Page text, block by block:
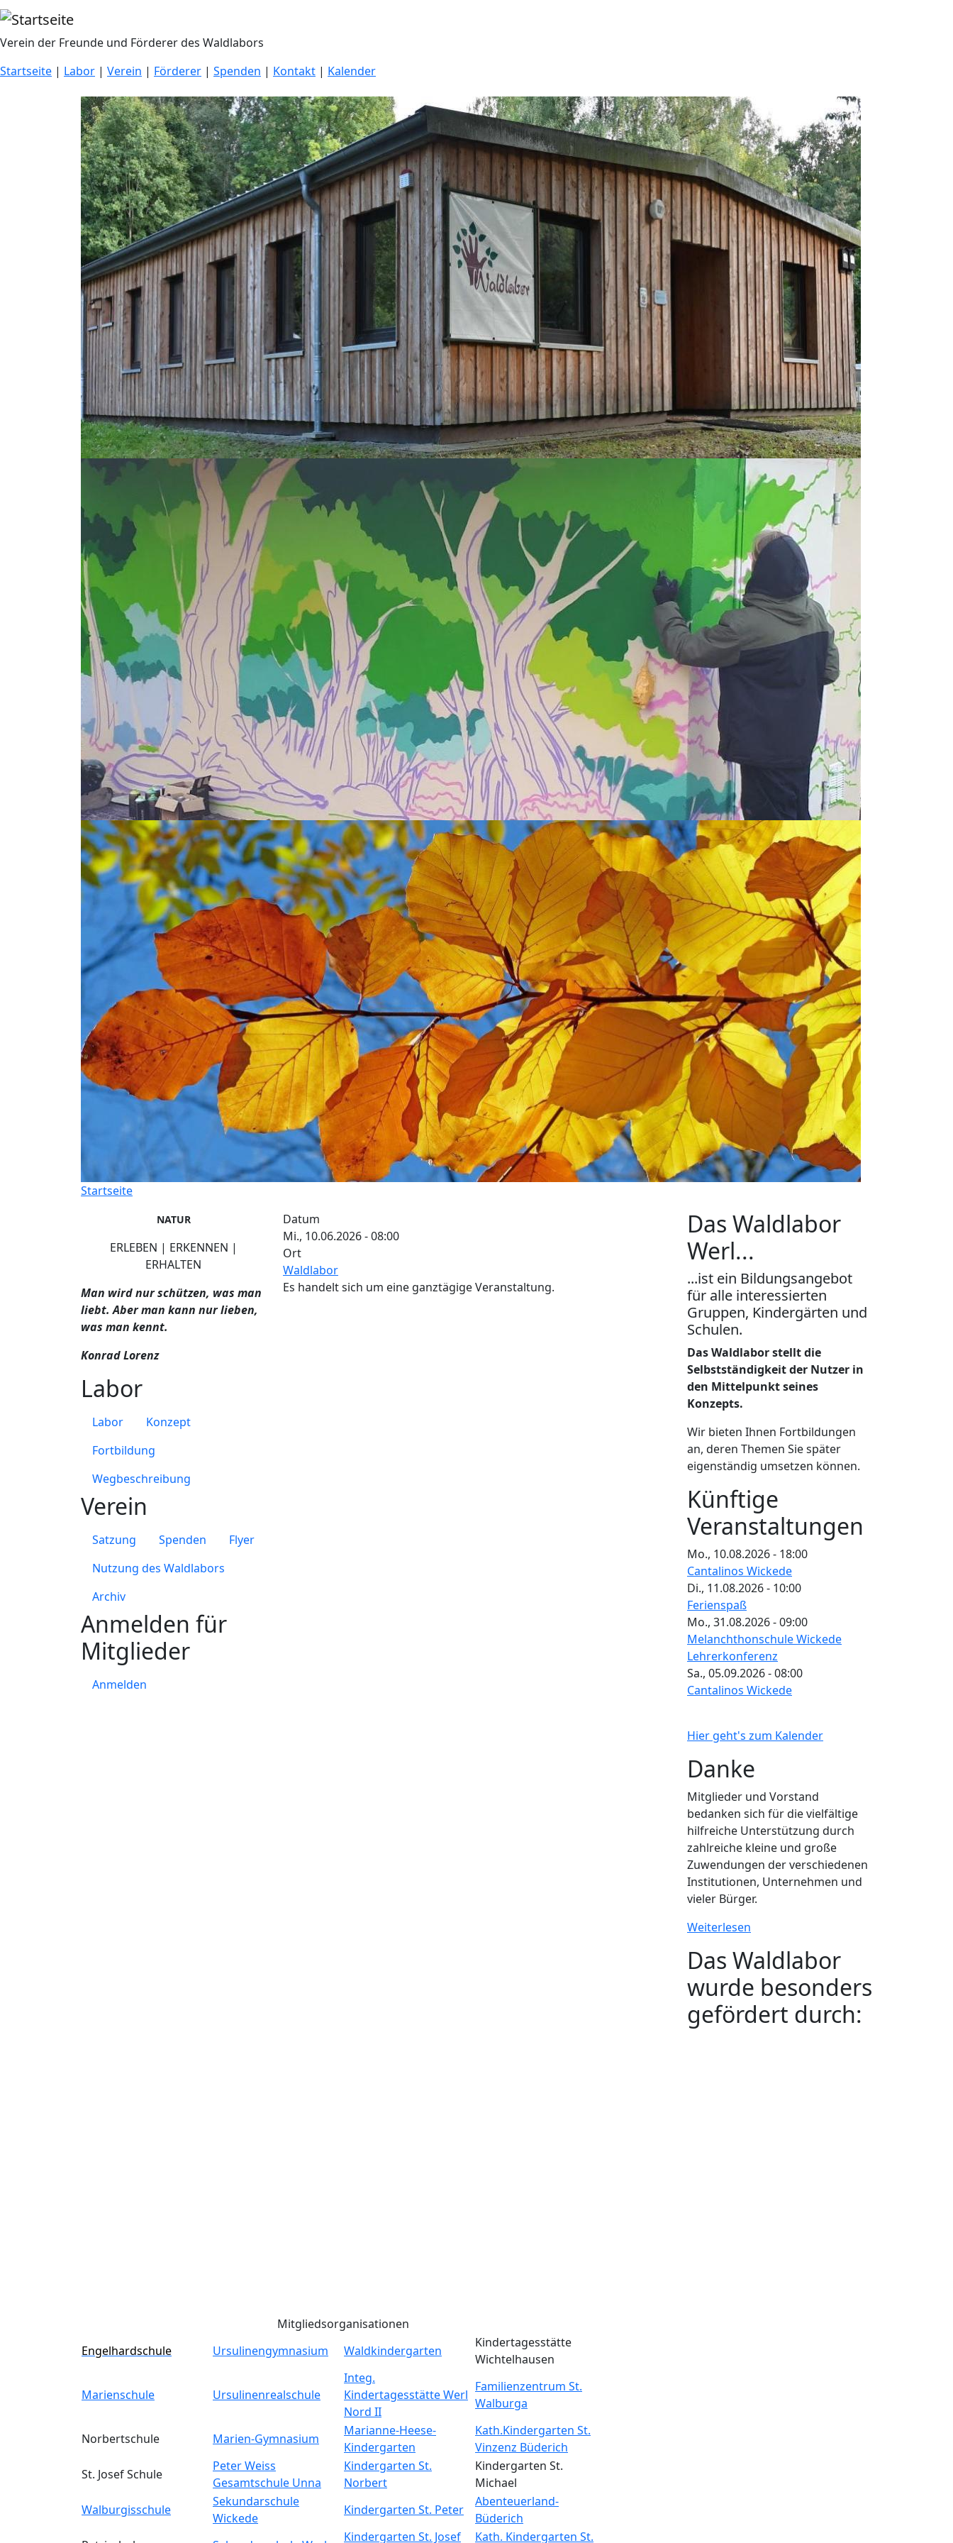
Direkt zum Inhalt
Verein der Freunde und Förderer des Waldlabors
Startseite | Labor | Verein | Förderer | Spenden | Kontakt | Kalender
Startseite
Datum
Mi., 10.06.2026 - 08:00
Ort
Waldlabor
Es handelt sich um eine ganztägige Veranstaltung.
NATUR
ERLEBEN | ERKENNEN |
ERHALTEN
Man wird nur schützen, was man
liebt. Aber man kann nur lieben,
was man kennt.
Konrad Lorenz
Labor
Labor
Konzept
Fortbildung
Wegbeschreibung
Verein
Satzung Spenden
Flyer
Nutzung des Waldlabors
Archiv
Anmelden für
Mitglieder
Anmelden
Das Waldlabor
Werl...
...ist ein Bildungsangebot
für alle interessierten
Gruppen, Kindergärten und
Schulen.
Das Waldlabor stellt die
Selbstständigkeit der Nutzer in
den Mittelpunkt seines
Konzepts.
Wir bieten Ihnen Fortbildungen
an, deren Themen Sie später
eigenständig umsetzen können.
Künftige
Veranstaltungen
Mo., 10.08.2026 - 18:00
Cantalinos Wickede
Di., 11.08.2026 - 10:00
Ferienspaß
Mo., 31.08.2026 - 09:00
Melanchthonschule Wickede
Lehrerkonferenz
Sa., 05.09.2026 - 08:00
Cantalinos Wickede
Hier geht's zum Kalender
Danke
Mitglieder und Vorstand
bedanken sich für die vielfältige
hilfreiche Unterstützung durch
zahlreiche kleine und große
Zuwendungen der verschiedenen
Institutionen, Unternehmen und
vieler Bürger.
Weiterlesen
Das Waldlabor
wurde besonders
gefördert durch:
Mitgliedsorganisationen
Engelhardschule
Ursulinengymnasium Waldkindergarten
Kindertagesstätte
Wichtelhausen
Marienschule Ursulinenrealschule
Integ.
Kindertagesstätte Werl
Nord II
Familienzentrum St.
Walburga
Norbertschule Marien-Gymnasium
Marianne-Heese-
Kindergarten
Kath.Kindergarten St.
Vinzenz Büderich
St. Josef Schule
Peter Weiss
Gesamtschule Unna
Kindergarten St.
Norbert
Kindergarten St.
Michael
Walburgisschule
Sekundarschule
Wickede
Kindergarten St. Peter
Abenteuerland-
Büderich
Kindergarten St. Josef Kath. Kindergarten St.